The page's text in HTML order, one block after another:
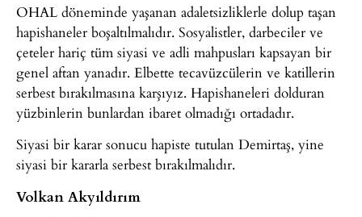
OHAL döneminde yaşanan adaletsizliklerle dolup taşan
hapishaneler boşaltılmalıdır. Sosyalistler, darbeciler ve
çeteler hariç tüm siyasi ve adli mahpusları kapsayan bir
genel aftan yanadır. Elbette tecavüzcülerin ve katillerin
serbest bırakılmasına karşıyız. Hapishaneleri dolduran
yüzbinlerin bunlardan ibaret olmadığı ortadadır.
Siyasi bir karar sonucu hapiste tutulan Demirtaş, yine
siyasi bir kararla serbest bırakılmalıdır.
Volkan Akyıldırım